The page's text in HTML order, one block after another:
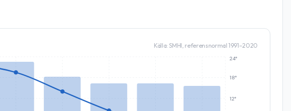
Källa: SMHI, referensnormal 1991–2020
12°
18°
24°